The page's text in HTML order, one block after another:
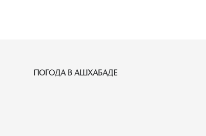
ПОГОДА В АШХАБАДЕ